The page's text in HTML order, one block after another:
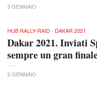
3 GENNAIO
HUB RALLY-RAID - DAKAR 2021
Dakar 2021. Inviati
sempre un gran
2 GENNAIO